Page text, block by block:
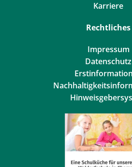
Karriere
Rechtliches
Impressum
Datenschutz